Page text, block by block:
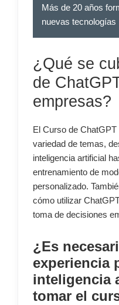
Más de 20 años
nuevas tecnologías
¿Qué se
de
empresas?
El Curso de
variedad de temas,
inteligencia artificial
entrenamiento de
personalizado.
cómo utilizar
toma de decisiones
¿Es
experiencia
inteligencia
tomar el